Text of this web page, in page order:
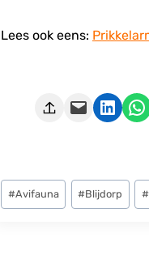
Lees ook eens:
Deze pagina e-mailen Delen op LinkedIn Delen via WhatsApp
Bericht
tags:
#Avifauna #Blijdorp #